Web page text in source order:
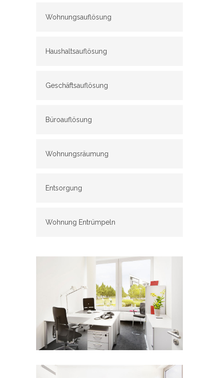
Wohnungsauflösung
Haushaltsauflösung
Geschäftsauflösung
Büroauflösung
Wohnungsräumung
Entsorgung
Wohnung Entrümpeln